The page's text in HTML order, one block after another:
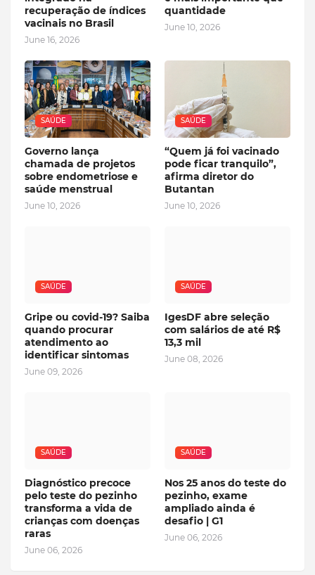
recuperação de índices
vacinais no Brasil
June 16, 2026
quantidade
June 10, 2026
SAÚDE
Governo lança
chamada de projetos
sobre endometriose e
saúde menstrual
June 10, 2026
SAÚDE
“Quem já foi vacinado
pode ficar tranquilo”,
afirma diretor do
Butantan
June 10, 2026
SAÚDE
Gripe ou covid-19? Saiba
quando procurar
atendimento ao
identificar sintomas
June 09, 2026
SAÚDE
IgesDF abre seleção
com salários de até R$
13,3 mil
June 08, 2026
SAÚDE
Diagnóstico precoce
pelo teste do pezinho
transforma a vida de
crianças com doenças
raras
June 06, 2026
SAÚDE
Nos 25 anos do teste do
pezinho, exame
ampliado ainda é
desafio | G1
June 06, 2026